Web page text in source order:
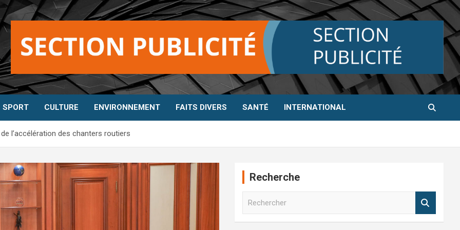
SPORT CULTURE ENVIRONNEMENT FAITS DIVERS SANTÉ INTERNATIONAL
l’accélération des chanters routiers
Recherche